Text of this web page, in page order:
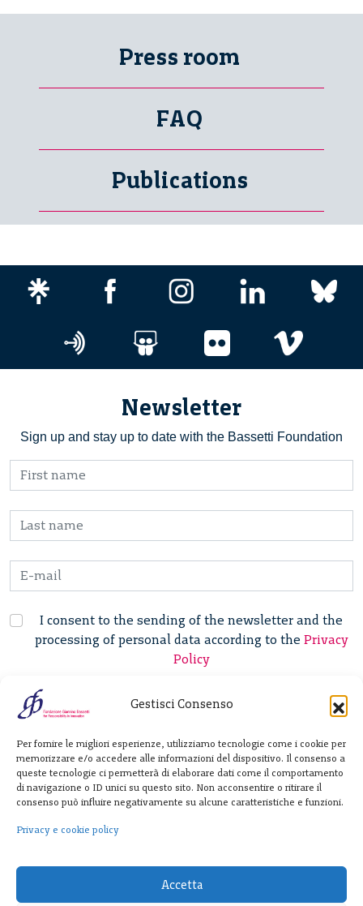
Gestisci Consenso
Per fornire le migliori esperienze, utilizziamo tecnologie come i cookie per
memorizzare e/o accedere alle informazioni del dispositivo. Il consenso a
queste tecnologie ci permetterà di elaborare dati come il comportamento
di navigazione o ID unici su questo sito. Non acconsentire o ritirare il
consenso può influire negativamente su alcune caratteristiche e funzioni.
Privacy e cookie policy
Accetta
Press room
FAQ
Publications
Newsletter
Sign up and stay up to date with the Bassetti Foundation
I consent to the sending of the newsletter and the
processing of personal data according to the Privacy
Policy
Giannino Bassetti ETS
Via Michele Barozzi 4
F. + 39 02 76392030
info@fondazionebassetti.org